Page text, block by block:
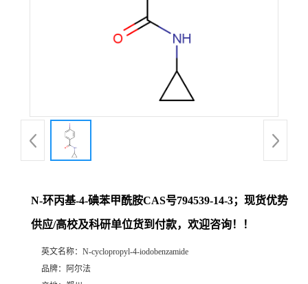
厅N-环丙基-4-碘苯甲酰胺CAS号794539-14-3；现货优势
供应/高校及科研单位货到付款，欢迎咨询！！
英文名称： N-cyclopropyl-4-iodobenzamide
品牌：
阿尔法